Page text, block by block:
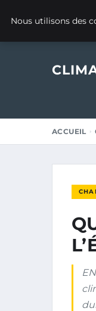
ACCUEIL
Nous utilisons des